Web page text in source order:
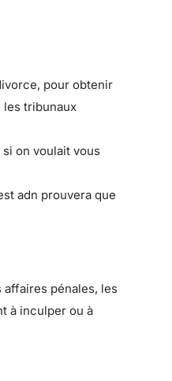
pour obtenir
les tribunaux
on voulait vous
adn prouvera que
affaires pénales, les
à inculper ou à